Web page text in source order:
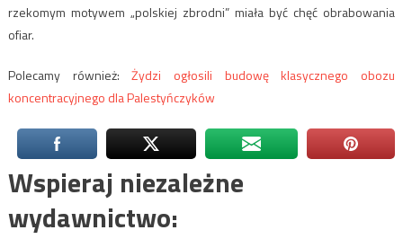
rzekomym motywem „polskiej zbrodni” miała być chęć obrabowania
ofiar.
Polecamy również:Żydzi ogłosili budowę klasycznego obozu
koncentracyjnego dla Palestyńczyków
Wspieraj niezależne
wydawnictwo: